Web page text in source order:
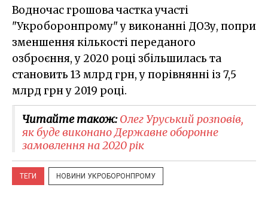
Водночас грошова частка участі
"Укроборонпрому" у виконанні ДОЗу, попри
зменшення кількості переданого
озброєння, у 2020 році збільшилась та
становить 13 млрд грн, у порівнянні із 7,5
млрд грн у 2019 році.
Читайте також:Олег Уруський розповів,
як буде виконано Державне оборонне
замовлення на 2020 рік
ТЕГИ НОВИНИ УКРОБОРОНПРОМУ